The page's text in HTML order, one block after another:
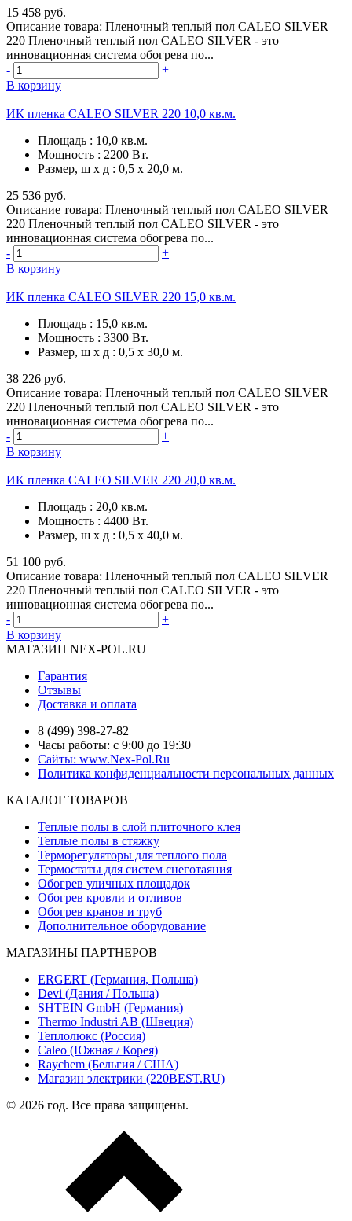
15 458 руб.
Описание товара: Пленочный теплый пол CALEO SILVER
220 Пленочный теплый пол CALEO SILVER - это
инновационная система обогрева по...
-
+
В корзину
ИК пленка CALEO SILVER 220 10,0 кв.м.
Площадь : 10,0 кв.м.
Мощность : 2200 Вт.
Размер, ш х д : 0,5 х 20,0 м.
25 536 руб.
Описание товара: Пленочный теплый пол CALEO SILVER
220 Пленочный теплый пол CALEO SILVER - это
инновационная система обогрева по...
-
+
В корзину
ИК пленка CALEO SILVER 220 15,0 кв.м.
Площадь : 15,0 кв.м.
Мощность : 3300 Вт.
Размер, ш х д : 0,5 х 30,0 м.
38 226 руб.
Описание товара: Пленочный теплый пол CALEO SILVER
220 Пленочный теплый пол CALEO SILVER - это
инновационная система обогрева по...
-
+
В корзину
ИК пленка CALEO SILVER 220 20,0 кв.м.
Площадь : 20,0 кв.м.
Мощность : 4400 Вт.
Размер, ш х д : 0,5 х 40,0 м.
51 100 руб.
Описание товара: Пленочный теплый пол CALEO SILVER
220 Пленочный теплый пол CALEO SILVER - это
инновационная система обогрева по...
-
+
В корзину
МАГАЗИН NEX-POL.RU
Гарантия
Отзывы
Доставка и оплата
8 (499) 398-27-82
Часы работы: с 9:00 до 19:30
Сайты: www.Nex-Pol.Ru
Политика конфиденциальности персональных данных
КАТАЛОГ ТОВАРОВ
Теплые полы в слой плиточного клея
Теплые полы в стяжку
Терморегуляторы для теплого пола
Термостаты для систем снеготаяния
Обогрев уличных площадок
Обогрев кровли и отливов
Обогрев кранов и труб
Дополнительное оборудование
МАГАЗИНЫ ПАРТНЕРОВ
ERGERT (Германия, Польша)
Devi (Дания / Польша)
SHTEIN GmbH (Германия)
Thermo Industri AB (Швеция)
Теплолюкс (Россия)
Caleo (Южная / Корея)
Raychem (Бельгия / США)
Магазин электрики (220BEST.RU)
© 2026 год. Все права защищены.